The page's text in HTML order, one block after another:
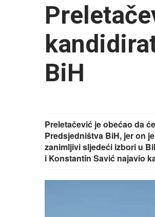
BiH
Preletačević je obećao da
Predsjedništva BiH, jer on
zanimljivi sljedeći izbori u
i Konstantin Savić najavio